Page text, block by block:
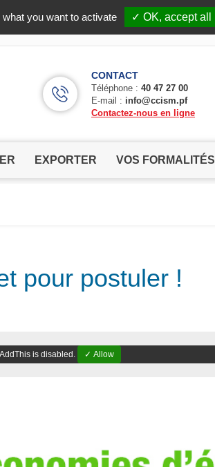
✓ Allow
CONTACT
Téléphone : 40 47 27 00
E-mail : info@ccism.pf
Contactez-nous en ligne
EXPORTER VOS FORMALITÉS
pour postuler !
AddThis is disabled. ✓ Allow
you want to activate ✓ OK, accept all